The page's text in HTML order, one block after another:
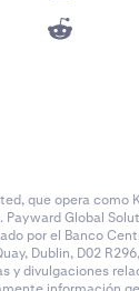
que opera como
Payward Global
por el Banco
Dublin, D02
y divulgaciones